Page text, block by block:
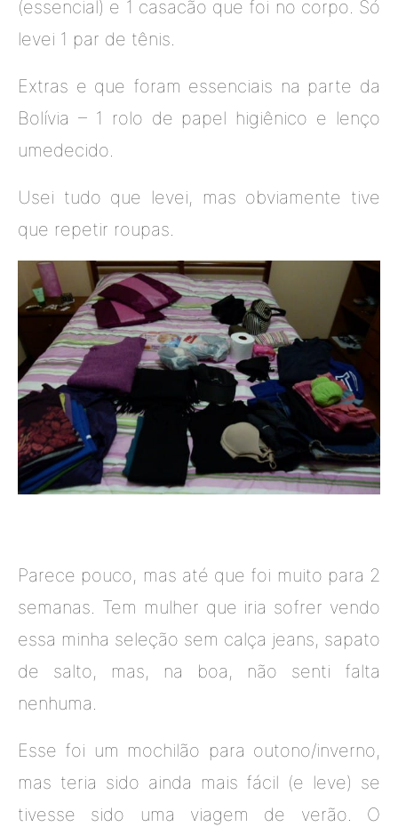
(essencial) e 1 casacão que foi no corpo. Só
levei 1 par de tênis.
Extras e que foram essenciais na parte da
Bolívia – 1 rolo de papel higiênico e lenço
umedecido.
Usei tudo que levei, mas obviamente tive
que repetir roupas.
Parece pouco, mas até que foi muito para 2
semanas. Tem mulher que iria sofrer vendo
essa minha seleção sem calça jeans, sapato
de salto, mas, na boa, não senti falta
nenhuma.
Esse foi um mochilão para outono/inverno,
mas teria sido ainda mais fácil (e leve) se
tivesse sido uma viagem de verão. O